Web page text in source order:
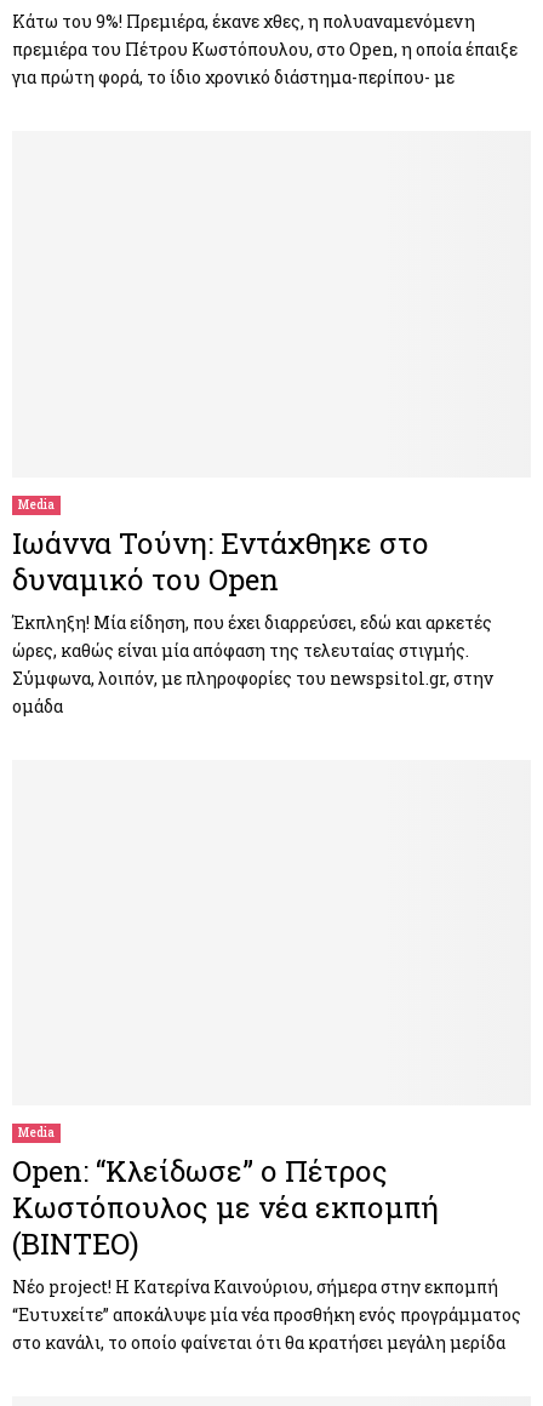
Κάτω του 9%! Πρεμιέρα, έκανε χθες, η πολυαναμενόμενη
πρεμιέρα του Πέτρου Κωστόπουλου, στο Open, η οποία έπαιξε
για πρώτη φορά, το ίδιο χρονικό διάστημα-περίπου- με
Media
Ιωάννα Τούνη: Εντάχθηκε στο
δυναμικό του Open
Έκπληξη! Μία είδηση, που έχει διαρρεύσει, εδώ και αρκετές
ώρες, καθώς είναι μία απόφαση της τελευταίας στιγμής.
Σύμφωνα, λοιπόν, με πληροφορίες του newspsitol.gr, στην
ομάδα
Media
Open: “Kλείδωσε” ο Πέτρος
Κωστόπουλος με νέα εκπομπή
(ΒΙΝΤΕΟ)
Νέο project! Η Κατερίνα Καινούριου, σήμερα στην εκπομπή
“Ευτυχείτε” αποκάλυψε μία νέα προσθήκη ενός προγράμματος
στο κανάλι, το οποίο φαίνεται ότι θα κρατήσει μεγάλη μερίδα